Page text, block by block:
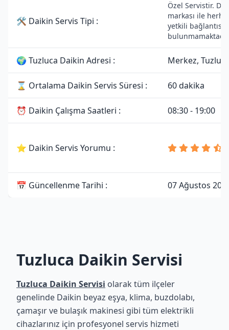
🛠 Daikin Servis Tipi :
Özel Servistir.
markası ile
yetkili bağlantısı
🌍 Tuzluca Daikin Adresi : Merkez,
⌛ Ortalama Daikin Servis Süresi : 60 dakika
⏰ Daikin Çalışma Saatleri : 08:30 - 19:00
⭐ Daikin Servis Yorumu :
📅 Güncellenme Tarihi : 07 Ağustos
Tuzluca Daikin Servisi
Tuzluca Daikin Servisi olarak tüm ilçeler
genelinde Daikin beyaz eşya, klima, buzdolabı,
çamaşır ve bulaşık makinesi gibi tüm elektrikli
cihazlarınız için profesyonel servis hizmeti